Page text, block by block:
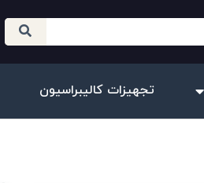
تجهیزات کالیبراسیون